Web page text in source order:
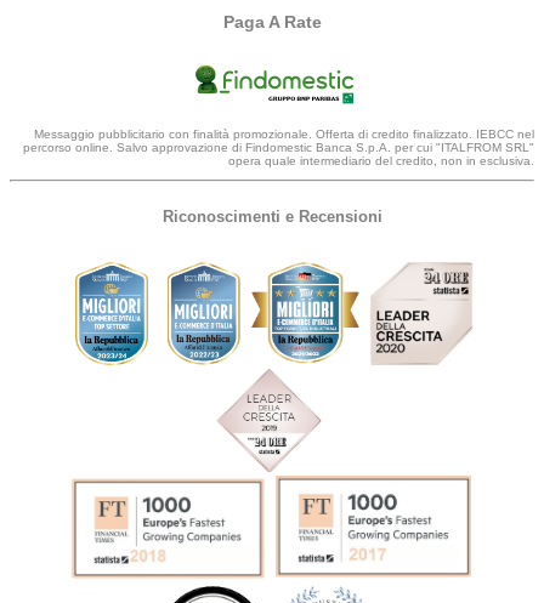
Paga A Rate
Messaggio pubblicitario con finalità promozionale. Offerta di credito finalizzato. IEBCC nel
percorso online. Salvo approvazione di Findomestic Banca S.p.A. per cui "ITALFROM SRL"
opera quale intermediario del credito, non in esclusiva.
Riconoscimenti e Recensioni